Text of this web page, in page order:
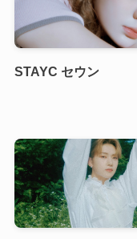
STAYC セウン